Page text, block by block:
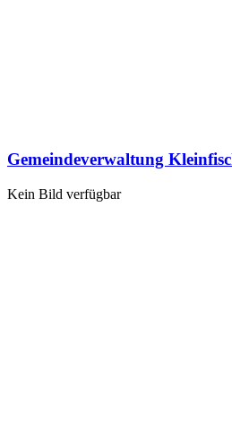
Gemeindeverwaltung
Kein Bild verfügbar